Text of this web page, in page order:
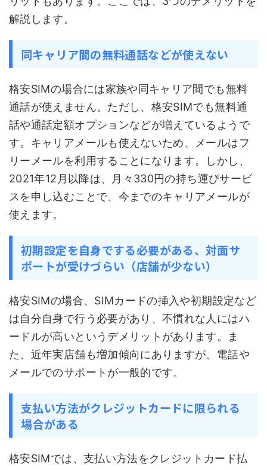
解説します。
同キャリア間の無料通話などが使えない
格安SIMの場合には家族や同キャリア間でも無料
通話が使えません。ただし、格安SIMでも無料通
話や通話定額オプションなどが増えているようで
す。キャリアメールも使えないため、メールはフ
リーメールを利用することになります。しかし、
2021年12月以降は、月々330円の持ち運びサービ
スを申し込むことで、今までのキャリアメールが
使えます。
初期設定を自身でする必要がある、対面サ
ポートが受けづらい（店舗が少ない）
格安SIMの場合、SIMカードの挿入や初期設定など
は自分自身で行う必要があり、不慣れな人にはハ
ードルが高いというデメリットがあります。ま
た、近年実店舗も増加傾向にありますが、電話や
メールでのサポートが一般的です。
支払い方法がクレジットカードに限られる
場合がある
格安SIMでは、支払い方法をクレジットカード払